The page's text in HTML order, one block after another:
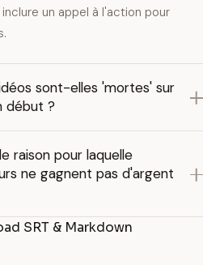
un appel à l'action pour
sont-elles 'mortes' sur
début ?
raison pour laquelle
ne gagnent pas d'argent
SRT & Markdown